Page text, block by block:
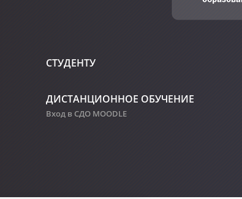
СТУДЕНТУ
ДИСТАНЦИОННОЕ ОБУЧЕНИЕ
Вход в СДО MOODLE